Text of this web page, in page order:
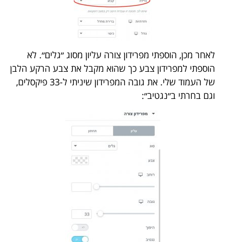
לאחר מכן, הוספתי מפרידון צורה עליון מסוג ״גלים״. לא
הוספתי למפרידון צבע כך שהוא מקבל את צבע הרקע הלבן
של העמוד שלי. את גובה המפרידון שיניתי ל-33 פיקסלים,
וגם בחרתי ב״נגטיב״: